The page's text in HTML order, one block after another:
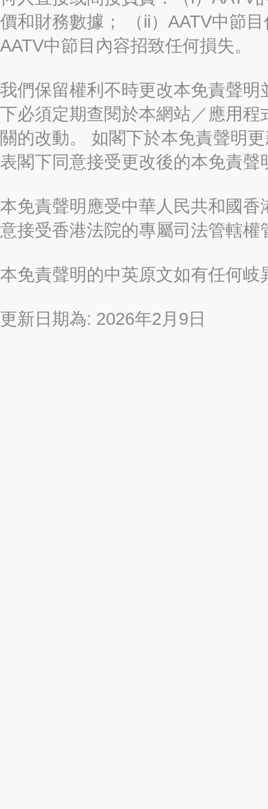
價和財務數據； （ii）AATV中節
AATV中節目內容招致任何損失。
我們保留權利不時更改本免責聲
下必須定期查閱於本網站／應用
關的改動。 如閣下於本免責聲明
表閣下同意接受更改後的本免責聲
本免責聲明應受中華人民共和國
意接受香港法院的專屬司法管轄權
本免責聲明的中英原文如有任何
更新日期為: 2026年2月9日